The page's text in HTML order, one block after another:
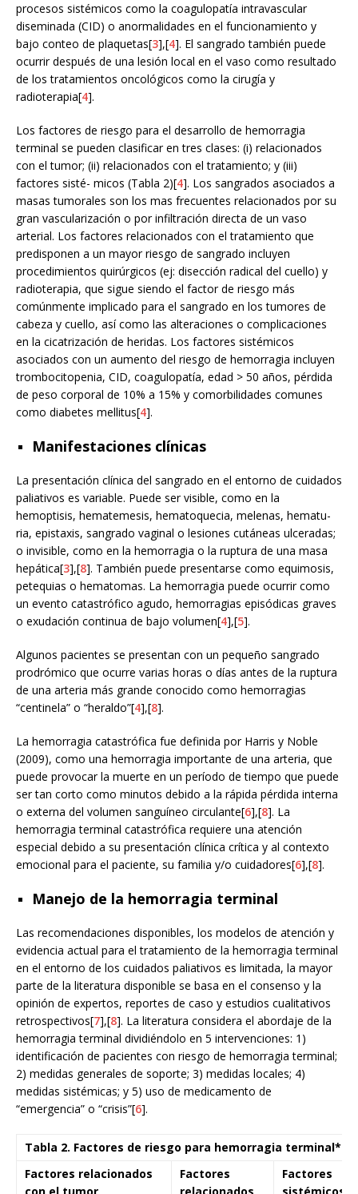
procesos sistémicos como la coagulopatía intravascular
diseminada (CID) o anormalidades en el funcionamiento y
bajo conteo de plaquetas[3],[4]. El sangrado también puede
ocurrir después de una lesión local en el vaso como resultado
de los tratamientos oncológicos como la cirugía y
radioterapia[4].
Los factores de riesgo para el desarrollo de hemorragia
terminal se pueden clasificar en tres clases: (i) relacionados
con el tumor; (ii) relacionados con el tratamiento; y (iii)
factores sisté- micos (Tabla 2)[4]. Los sangrados asociados a
masas tumorales son los mas frecuentes relacionados por su
gran vascularización o por infiltración directa de un vaso
arterial. Los factores relacionados con el tratamiento que
predisponen a un mayor riesgo de sangrado incluyen
procedimientos quirúrgicos (ej: disección radical del cuello) y
radioterapia, que sigue siendo el factor de riesgo más
comúnmente implicado para el sangrado en los tumores de
cabeza y cuello, así como las alteraciones o complicaciones
en la cicatrización de heridas. Los factores sistémicos
asociados con un aumento del riesgo de hemorragia incluyen
trombocitopenia, CID, coagulopatía, edad > 50 años, pérdida
de peso corporal de 10% a 15% y comorbilidades comunes
como diabetes mellitus[4].
Manifestaciones clínicas
La presentación clínica del sangrado en el entorno de cuidados
paliativos es variable. Puede ser visible, como en la
hemoptisis, hematemesis, hematoquecia, melenas, hematu-
ria, epistaxis, sangrado vaginal o lesiones cutáneas ulceradas;
o invisible, como en la hemorragia o la ruptura de una masa
hepática[3],[8]. También puede presentarse como equimosis,
petequias o hematomas. La hemorragia puede ocurrir como
un evento catastrófico agudo, hemorragias episódicas graves
o exudación continua de bajo volumen[4],[5].
Algunos pacientes se presentan con un pequeño sangrado
prodrómico que ocurre varias horas o días antes de la ruptura
de una arteria más grande conocido como hemorragias
“centinela” o “heraldo”[4],[8].
La hemorragia catastrófica fue definida por Harris y Noble
(2009), como una hemorragia importante de una arteria, que
puede provocar la muerte en un período de tiempo que puede
ser tan corto como minutos debido a la rápida pérdida interna
o externa del volumen sanguíneo circulante[6],[8]. La
hemorragia terminal catastrófica requiere una atención
especial debido a su presentación clínica crítica y al contexto
emocional para el paciente, su familia y/o cuidadores[6],[8].
Manejo de la hemorragia terminal
Las recomendaciones disponibles, los modelos de atención y
evidencia actual para el tratamiento de la hemorragia terminal
en el entorno de los cuidados paliativos es limitada, la mayor
parte de la literatura disponible se basa en el consenso y la
opinión de expertos, reportes de caso y estudios cualitativos
retrospectivos[7],[8]. La literatura considera el abordaje de la
hemorragia terminal dividiéndolo en 5 intervenciones: 1)
identificación de pacientes con riesgo de hemorragia terminal;
2) medidas generales de soporte; 3) medidas locales; 4)
medidas sistémicas; y 5) uso de medicamento de
“emergencia” o “crisis”[6].
Tabla 2. Factores de riesgo para hemorragia terminal*
Factores relacionados
Factores
Factores